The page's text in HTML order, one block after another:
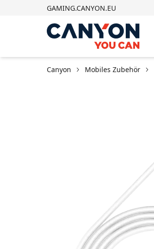
GAMING.CANYON.EU
Canyon Mobiles Zubehör